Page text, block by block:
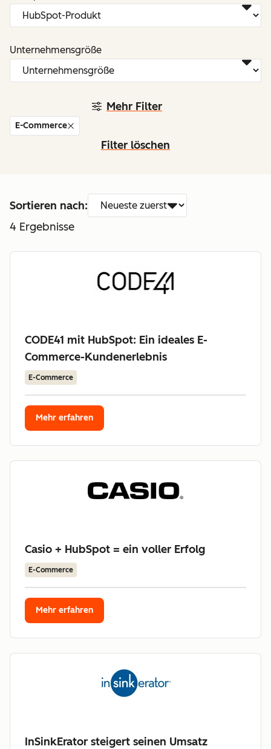
Mehr Filter
Unternehmensgröße
E-Commerce
Filter löschen
Sortieren nach:
4 Ergebnisse
CODE41 mit HubSpot: Ein ideales E-
Commerce-Kundenerlebnis
E-Commerce
Mehr erfahren
Casio + HubSpot = ein voller Erfolg
E-Commerce
Mehr erfahren
InSinkErator steigert seinen Umsatz